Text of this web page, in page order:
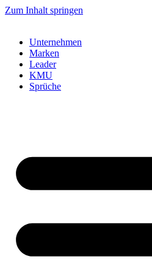
Zum Inhalt springen
Unternehmen
Marken
Leader
KMU
Sprüche